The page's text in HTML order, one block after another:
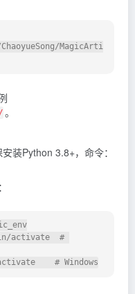
MagicArti
。
装Python 3.8+，命令：
activate  #